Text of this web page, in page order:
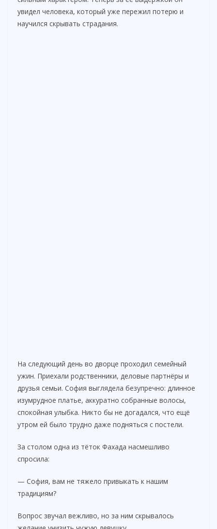
увидел человека, который уже пережил потерю и
научился скрывать страдания.
На следующий день во дворце проходил семейный
ужин. Приехали родственники, деловые партнёры и
друзья семьи. София выглядела безупречно: длинное
изумрудное платье, аккуратно собранные волосы,
спокойная улыбка. Никто бы не догадался, что ещё
утром ей было трудно даже подняться с постели.
За столом одна из тёток Фахада насмешливо
спросила:
— София, вам не тяжело привыкать к нашим
традициям?
Вопрос звучал вежливо, но за ним скрывалось